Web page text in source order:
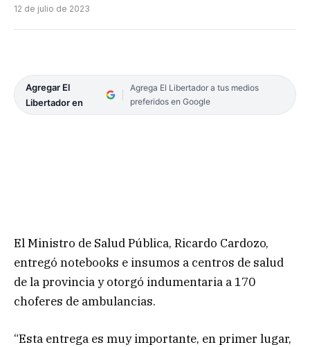
12 de julio de 2023
Agregar El
Libertador en
Agrega El Libertador a tus medios
preferidos en Google
El Ministro de Salud Pública, Ricardo Cardozo,
entregó notebooks e insumos a centros de salud
de la provincia y otorgó indumentaria a 170
choferes de ambulancias.
“Esta entrega es muy importante, en primer lugar,